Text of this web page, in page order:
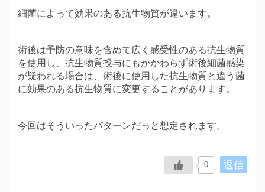
細菌によって効果のある抗生物質が違います。
術後は予防の意味を含めて広く感受性のある抗生物質
を使用し、抗生物質投与にもかかわらず術後細菌感染
が疑われる場合は、術後に使用した抗生物質と違う菌
に効果のある抗生物質に変更することがあります。
今回はそういったパターンだっと想定されます。
返信
0